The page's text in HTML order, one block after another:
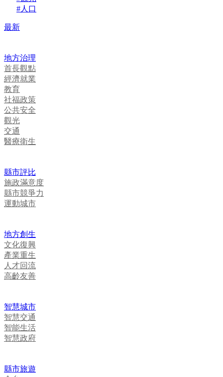
#人口
最新
地方治理
首長觀點
經濟就業
教育
社福政策
公共安全
觀光
交通
醫療衛生
縣市評比
施政滿意度
縣市競爭力
運動城市
地方創生
文化復興
產業重生
人才回流
高齡友善
智慧城市
智慧交通
智能生活
智慧政府
縣市旅遊